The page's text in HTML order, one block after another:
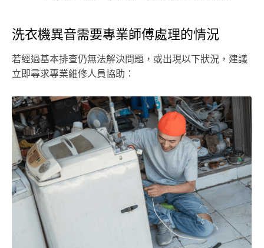
洗衣機異音需要專業師傅處理的情況
若經過基本排查仍無法解決問題，或出現以下狀況，建議
立即尋求專業維修人員協助：